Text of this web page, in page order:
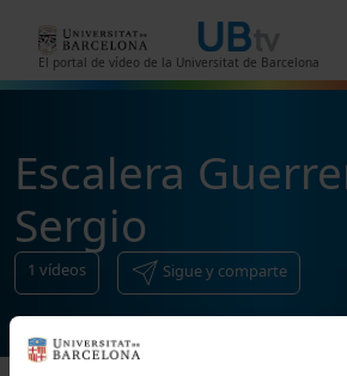
El portal de vídeo de la Universitat de Barcelona
Escalera
Sergio
1 vídeos Sigue y comparte